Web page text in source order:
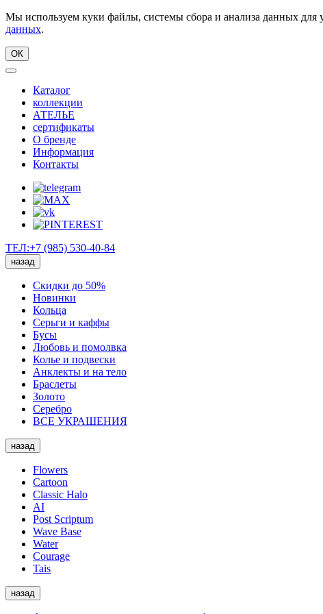
Мы используем куки файлы, системы сбора и анализа данных для
данных.
ОК
Каталог
коллекции
АТЕЛЬЕ
сертификаты
О бренде
Информация
Контакты
ТЕЛ:+7 (985) 530-40-84
назад
Скидки до 50%
Новинки
Кольца
Серьги и каффы
Бусы
Любовь и помолвка
Колье и подвески
Анклекты и на тело
Браслеты
Золото
Серебро
ВСЕ УКРАШЕНИЯ
назад
Flowers
Cartoon
Classic Halo
AI
Post Scriptum
Wave Base
Water
Courage
Tais
назад